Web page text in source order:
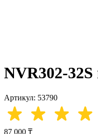
NVR302-32S
Артикул: 53790
87 000 ₸